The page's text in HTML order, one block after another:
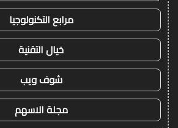
مرابع التكنولوجيا
خيال التقنية
شوف ويب
مجلة الاسهم